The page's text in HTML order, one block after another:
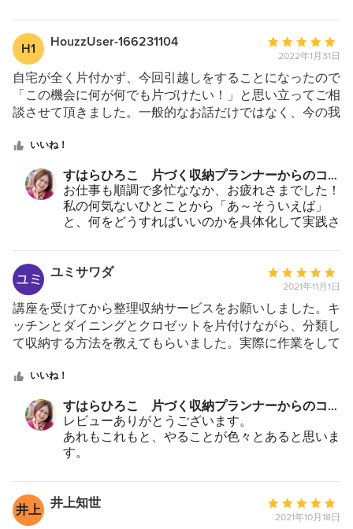
も、じっくりと向き合っていただいてありがとう
ございました。益々のご発展をお祈りいたしま
す。微力ながら、くらし快適をかなえるために私
も努めてまいります。
H1 HouzzUser-166231104
平
均
評
価：
5
星
5
2022年1月31日
自宅が全く片付かず、今回引越しをすることになったので
「この機会に何が何でも片づけたい！」と思い立ってご相
談させて頂きました。一般的なお話だけではなく、今の我
らこういうことも考えられるかも！」といった具体的な提
案も頂くことができ、今すぐ使える知識を得られました。
まだまだ完璧ではないですが、一歩踏み出すキッカケを得
られて、非常に満足しています。
いいね！
すはらひろこ 片づく収納プランナーからのコメ
ント：
お仕事も順調で多忙ななか、お疲れさまでした！
私の何気ないひとことから「あ～そういえば」
と、何をどうすればいいのかを具体化して実践さ
様、お子様にもよろしくお伝えください。あとで
新居の様子も伺いたいです。「これはどうすれ
ば？」ということがありましたら、お気軽にどう
ぞ。
ユミサワダ
平
評
価：
5
星
5
2021年11月1日
講座を受けてから整理収納サービスをお願いしました。キ
ッチンとダイニングとクロゼットを片付けながら、分類し
て収納する方法を教えてもらいました。実際に作業をして
なるのかが理解できました。きちんとやりたい気持ちがあ
っても、時間に追われてできないことがあって、何をどこ
までやっておいたらよいのかも相談できたので気持ちが楽
になりました。
いいね！
すはらひろこ 片づく収納プランナーからのコメ
ント：
レビューありがとうございます。
あれもこれもと、やることが色々とあると思いま
す。
なゴールを決めておくといいですよね。
無理のないように続けていきましょう。
井上 井上知世
平
均
2021年10月18日